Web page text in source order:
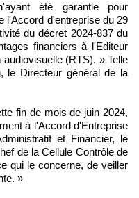
été garantie pour
l'Accord d'entreprise du 29
du décret 2024-837 du
financiers à l'Editeur
(RTS). » Telle
le Directeur général de la
fin de mois de juin 2024,
à l'Accord d'Entreprise
et Financier, le
de la Cellule Contrôle de
qui le concerne, de veiller
»